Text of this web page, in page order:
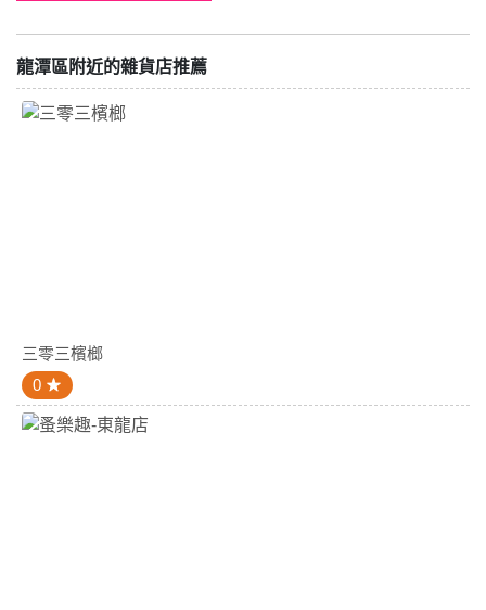
龍潭區附近的雜貨店推薦
三零三檳榔
0